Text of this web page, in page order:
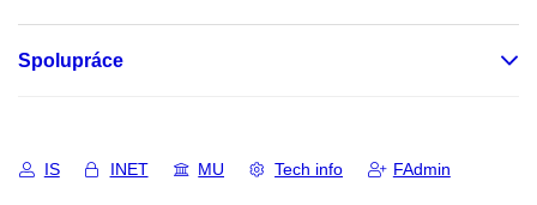
Spolupráce
IS INET MU Tech info FAdmin